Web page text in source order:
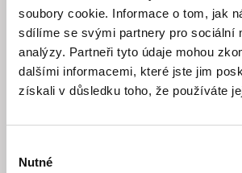
soubory cookie. Informace o tom, jak
sdílíme se svými partnery pro sociální
analýzy. Partneři tyto údaje mohou
dalšími informacemi, které jste jim
získali v důsledku toho, že používáte
souhlasu
Nutné
Související filmy (20)
studentů Petra a